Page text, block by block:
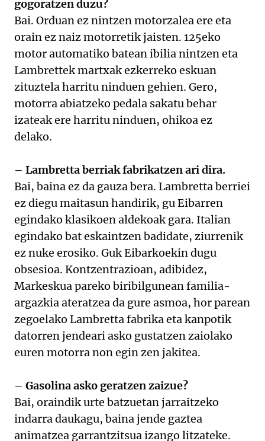
gogoratzen duzu?
Bai. Orduan ez nintzen motorzalea ere eta
orain ez naiz motorretik jaisten. 125eko
motor automatiko batean ibilia nintzen eta
Lambrettek martxak ezkerreko eskuan
zituztela harritu ninduen gehien. Gero,
motorra abiatzeko pedala sakatu behar
izateak ere harritu ninduen, ohikoa ez
delako.
– Lambretta berriak fabrikatzen ari dira.
Bai, baina ez da gauza bera. Lambretta berriei
ez diegu maitasun handirik, gu Eibarren
egindako klasikoen aldekoak gara. Italian
egindako bat eskaintzen badidate, ziurrenik
ez nuke erosiko. Guk Eibarkoekin dugu
obsesioa. Kontzentrazioan, adibidez,
Markeskua pareko biribilgunean familia-
argazkia ateratzea da gure asmoa, hor parean
zegoelako Lambretta fabrika eta kanpotik
datorren jendeari asko gustatzen zaiolako
euren motorra non egin zen jakitea.
– Gasolina asko geratzen zaizue?
Bai, oraindik urte batzuetan jarraitzeko
indarra daukagu, baina jende gaztea
animatzea garrantzitsua izango litzateke.